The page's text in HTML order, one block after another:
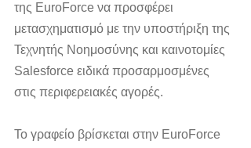
της EuroForce να προσφέρει
μετασχηματισμό με την υποστήριξη της
Τεχνητής Νοημοσύνης και καινοτομίες
Salesforce ειδικά προσαρμοσμένες
στις περιφερειακές αγορές.
Το γραφείο βρίσκεται στην EuroForce